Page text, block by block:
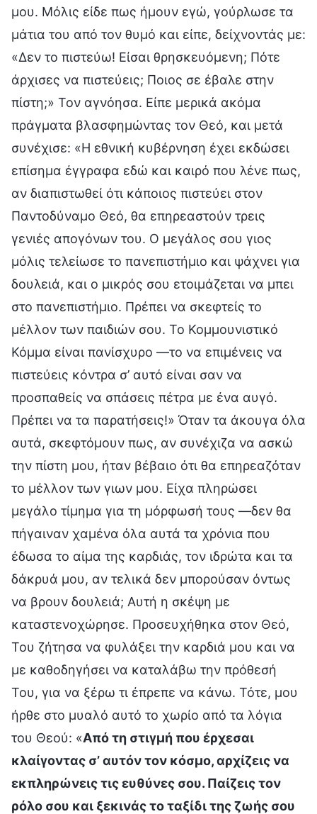
μου. Μόλις είδε πως ήμουν εγώ, γούρλωσε τα
μάτια του από τον θυμό και είπε, δείχνοντάς με:
«Δεν το πιστεύω! Είσαι θρησκευόμενη; Πότε
άρχισες να πιστεύεις; Ποιος σε έβαλε στην
πίστη;» Τον αγνόησα. Είπε μερικά ακόμα
πράγματα βλασφημώντας τον Θεό, και μετά
συνέχισε: «Η εθνική κυβέρνηση έχει εκδώσει
επίσημα έγγραφα εδώ και καιρό που λένε πως,
αν διαπιστωθεί ότι κάποιος πιστεύει στον
Παντοδύναμο Θεό, θα επηρεαστούν τρεις
γενιές απογόνων του. Ο μεγάλος σου γιος
μόλις τελείωσε το πανεπιστήμιο και ψάχνει για
δουλειά, και ο μικρός σου ετοιμάζεται να μπει
στο πανεπιστήμιο. Πρέπει να σκεφτείς το
μέλλον των παιδιών σου. Το Κομμουνιστικό
Κόμμα είναι πανίσχυρο —το να επιμένεις να
πιστεύεις κόντρα σ’ αυτό είναι σαν να
προσπαθείς να σπάσεις πέτρα με ένα αυγό.
Πρέπει να τα παρατήσεις!» Όταν τα άκουγα όλα
αυτά, σκεφτόμουν πως, αν συνέχιζα να ασκώ
την πίστη μου, ήταν βέβαιο ότι θα επηρεαζόταν
το μέλλον των γιων μου. Είχα πληρώσει
μεγάλο τίμημα για τη μόρφωσή τους —δεν θα
πήγαιναν χαμένα όλα αυτά τα χρόνια που
έδωσα το αίμα της καρδιάς, τον ιδρώτα και τα
δάκρυά μου, αν τελικά δεν μπορούσαν όντως
να βρουν δουλειά; Αυτή η σκέψη με
καταστενοχώρησε. Προσευχήθηκα στον Θεό,
Του ζήτησα να φυλάξει την καρδιά μου και να
με καθοδηγήσει να καταλάβω την πρόθεσή
Του, για να ξέρω τι έπρεπε να κάνω. Τότε, μου
ήρθε στο μυαλό αυτό το χωρίο από τα λόγια
του Θεού: «Από τη στιγμή που έρχεσαι
κλαίγοντας σ’ αυτόν τον κόσμο, αρχίζεις να
εκπληρώνεις τις ευθύνες σου. Παίζεις τον
ρόλο σου και ξεκινάς το ταξίδι της ζωής σου